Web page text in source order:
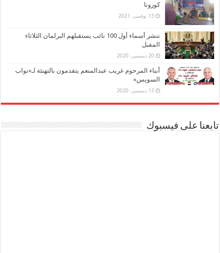
كورونا
13 نوفمبر، 2021
ننشر أسماء أول 100 نائب يستقبلهم البرلمان الثلاثاء
المقبل
20 ديسمبر، 2020
أبناء المرحوم غريب عبدالمنعم يتقدمون بالتهنئة لـ«نواب
السويس»
13 ديسمبر، 2020
تابعنا على فيسبوك